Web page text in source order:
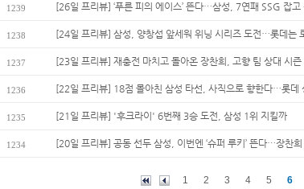
1239 [26일 프리뷰] ‘푸른 피의 에이스’ 뜬다…삼성, 7연패 SSG 잡고
1238 [24일 프리뷰] 삼성, 양창섭 앞세워 위닝 시리즈 도전…롯데는
1237 [23일 프리뷰] 재충전 마치고 돌아온 장찬희, 고향 팀 상대 시즌
1236 [22일 프리뷰] 18점 몰아친 삼성 타선, 사직으로 향한다…롯데
1235 [21일 프리뷰] '후크라이' 6번째 3승 도전, 삼성 1위 지킬까
1234 [20일 프리뷰] 공동 선두 삼성, 이번엔 ‘슈퍼 루키’ 뜬다…장찬
1 2 3 4 5 6